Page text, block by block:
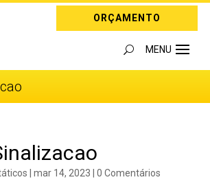
ORÇAMENTO
| mar 14, 2023 | 0 Comentários